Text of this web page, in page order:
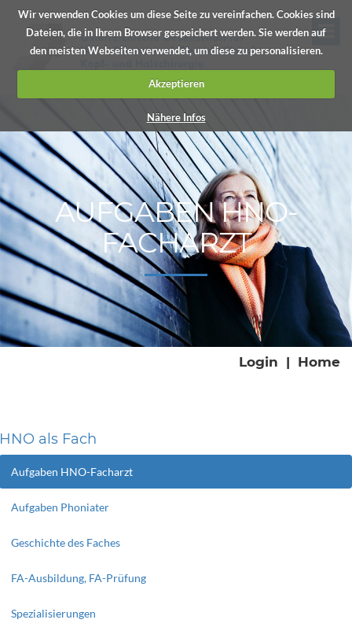
Wir verwenden Cookies um diese Seite zu vereinfachen. Cookies sind
Dateien, die in Ihrem Browser gespeichert werden. Sie werden auf
den meisten Webseiten verwendet, um diese zu personalisieren.
Akzeptieren
Nähere Infos
AUFGABEN HNO-
FACHARZT
Login | Home
HNO als Fach
Aufgaben HNO-Facharzt
Aufgaben Phoniater
Geschichte des Faches
FA-Ausbildung, FA-Prüfung
Spezialisierungen